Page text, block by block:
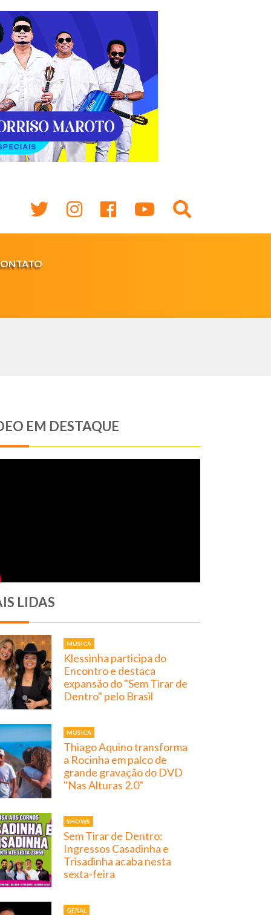
EM DESTAQUE
LIDAS
MÚSICA
Klessinha participa do
Encontro e destaca
expansão do "Sem Tirar de
Dentro" pelo Brasil
MÚSICA
Thiago Aquino transforma
a Rocinha em palco de
grande gravação do DVD
"Nas Alturas 2.0"
SHOWS
Sem Tirar de Dentro:
Ingressos Casadinha e
Trisadinha acaba nesta
sexta-feira
GERAL